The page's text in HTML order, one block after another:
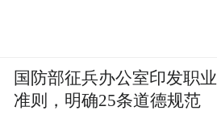
国防部征兵办公室印发职业
准则，明确25条道德规范